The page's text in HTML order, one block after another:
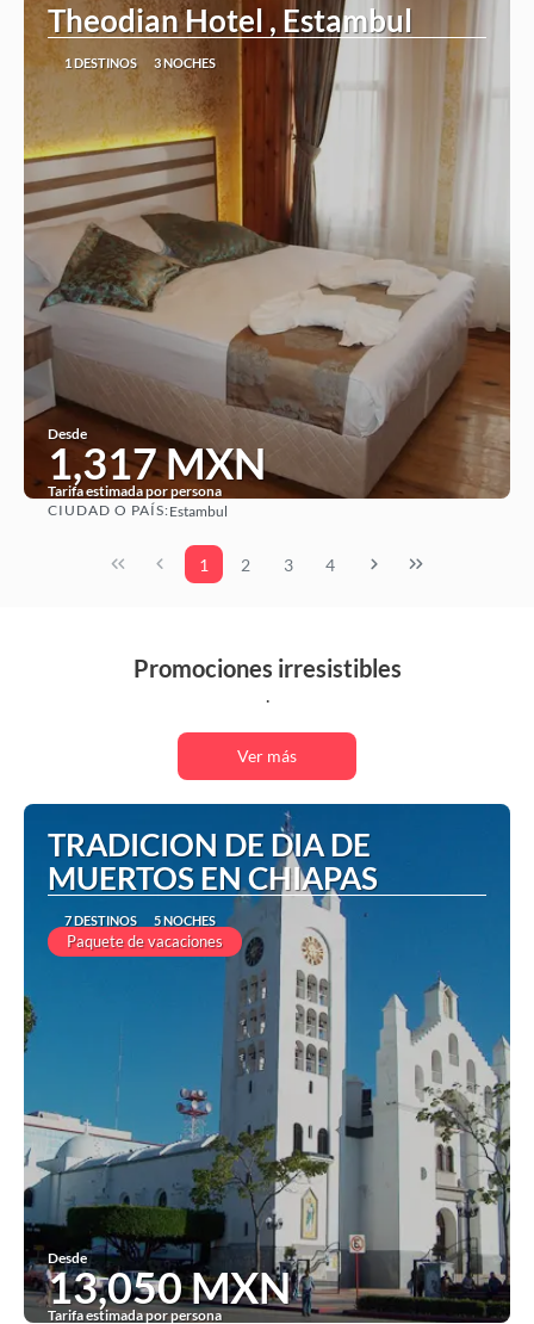
Theodian Hotel , Estambul
1 DESTINOS 3 NOCHES
Desde
1,317 MXN
Tarifa estimada por persona
CIUDAD O PAÍS:Estambul
1 2 3 4
Promociones irresistibles
.
Ver más
TRADICION DE DIA DE
MUERTOS EN CHIAPAS
7 DESTINOS 5 NOCHES
Paquete de vacaciones
Desde
13,050 MXN
Tarifa estimada por persona